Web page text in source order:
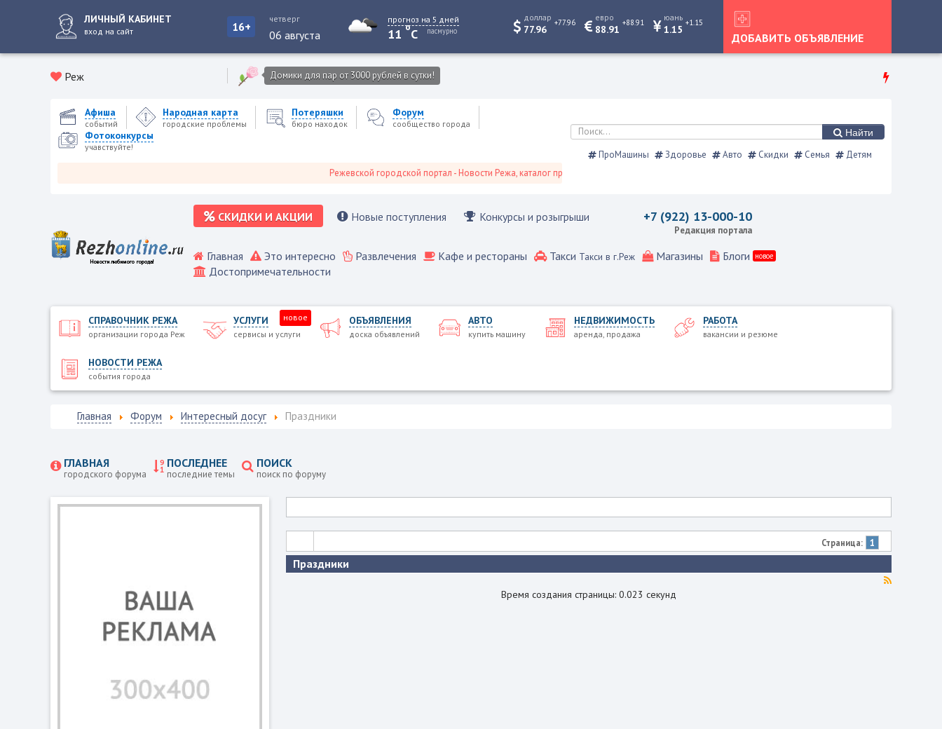
ЛИЧНЫЙ КАБИНЕТ
вход на сайт 16+
четверг
06 августа
прогноз на 5 дней
11 oC пасмурно
доллар
77.96
+77.96 евро
88.91
+88.91 юань
1.15
+1.15
ДОБАВИТЬ ОБЪЯВЛЕНИЕ
Реж Домики для пар от 3000 рублей в сутки!
Афиша
событий
Народная карта
городские проблемы
Потеряшки
бюро находок
Форум
сообщество города
Фотоконкурсы
учавствуйте!
Режевской городской портал - Новости Режа, каталог предприятий, объявления, Режевской справочник
Найти
ПроМашины Здоровье Авто Скидки Семья Детям
СКИДКИ И АКЦИИ Новые поступления Конкурсы и розыгрыши +7 (922) 13-000-10
Редакция портала
Главная Это интересно Развлечения Кафе и рестораны Такси Такси в г.Реж Магазины Блоги новое
Достопримечательности
СПРАВОЧНИК РЕЖА
организации города Реж
УСЛУГИ
сервисы и услуги
новое ОБЪЯВЛЕНИЯ
доска объявлений
АВТО
купить машину
НЕДВИЖИМОСТЬ
аренда, продажа
РАБОТА
вакансии и резюме
НОВОСТИ РЕЖА
события города
Главная Форум Интересный досуг Праздники
ГЛАВНАЯ
городского форума
ПОСЛЕДНЕЕ
последние темы
ПОИСК
поиск по форуму
Страница: 1
Праздники
Время создания страницы: 0.023 секунд